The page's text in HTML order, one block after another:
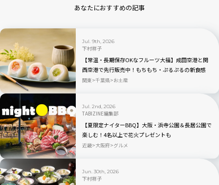
あなたにおすすめの記事
Jul. 9th, 2026
下村祥子
【常温・長期保存OKなフルーツ大福】成田空港と関
西空港で先行販売中！もちもち・ぷるぷるの新食感
「もちふる」
関東 千葉県 お土産
Jul. 2nd, 2026
TABIZINE編集部
【夏限定ナイターBBQ】大阪・浜寺公園＆長居公園で
楽しむ！4名以上で花火プレゼントも
近畿 大阪府 グルメ
Jun. 30th, 2026
下村祥子